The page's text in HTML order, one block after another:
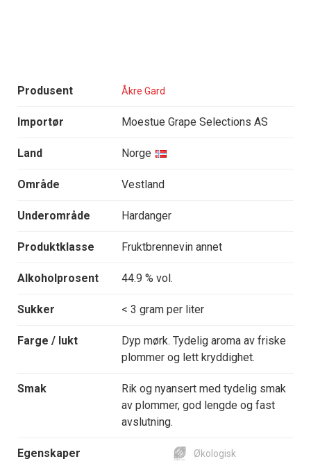
Produsent Åkre Gard
Importør Moestue Grape Selections AS
Land Norge
Område Vestland
Underområde Hardanger
Produktklasse Fruktbrennevin annet
Alkoholprosent 44.9 % vol.
Sukker < 3 gram per liter
Farge / lukt
Dyp mørk. Tydelig aroma av friske
plommer og lett kryddighet.
Smak
Rik og nyansert med tydelig smak
av plommer, god lengde og fast
avslutning.
Egenskaper Økologisk